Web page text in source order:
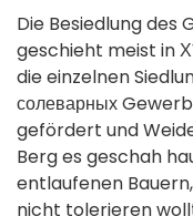
Die Besiedlung des
geschieht meist in
die einzelnen
солеварных
gefördert und
Berg es geschah
entlaufenen
nicht tolerieren